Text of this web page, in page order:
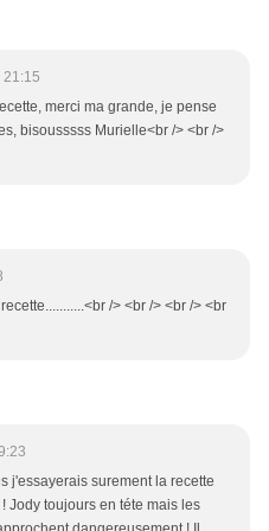
merci ma grande, je pense
bisousssss Murielle<br /> <br />
/> <br /> <br /> <br
j'essayerais surement la recette
Jody toujours en téte mais les